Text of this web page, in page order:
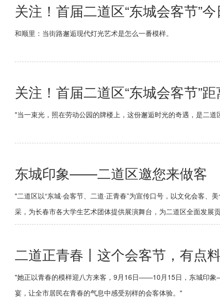
关注！首届二道区“东城会客节”
和顺里：当街路邂逅现代灯光艺术是怎么一番模样。
关注！首届二道区“东城会客节”
"当一束光，照在劳动公园的牌楼上，这份邂逅时光的奇遇，是二道
东城印象——二道区邀您来做客
"二道区以“东城·会客节、二道·正青春”为宣传口号，以文化会客
采，为长春市各大学生艺术团体提供展演舞台，为二道区全面发展
二道正青春丨这个会客节，有点
"她正以青春的模样迎八方来客，9月16日——10月15日，东城印
宴，让全市居民在青春的气息中感受别样的会客体验。"